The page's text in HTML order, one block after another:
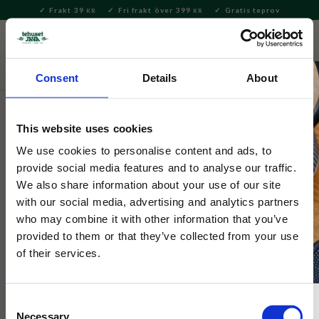
Consent Details About
This website uses cookies
We use cookies to personalise content and ads, to
provide social media features and to analyse our traffic.
We also share information about your use of our site
with our social media, advertising and analytics partners
who may combine it with other information that you’ve
provided to them or that they’ve collected from your use
of their services.
Necessary
Meny
Frakt 39 KR Fri frakt över 399 KR Gratis teprov
Hem & Inredningsdetaljer
Selected by Tehuset Java
Liquid Soap Coastal Lemon 500ml
Mild flytande tvål med olivolja och lugnande växtextrakt.
Rengör skonsamt, återfuktar och lämnar huden mjuk, smidig
och lätt doftande.